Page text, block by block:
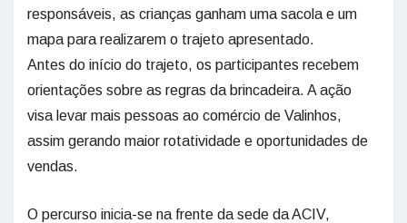
responsáveis, as crianças ganham uma sacola e um
mapa para realizarem o trajeto apresentado.
Antes do início do trajeto, os participantes recebem
orientações sobre as regras da brincadeira. A ação
visa levar mais pessoas ao comércio de Valinhos,
assim gerando maior rotatividade e oportunidades de
vendas.
O percurso inicia-se na frente da sede da ACIV,